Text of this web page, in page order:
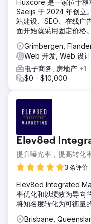
Fluxcore 是一家位于
Saeijs 于 2024 年创立
站建设、SEO、在线广
面开始就采用固定价格。
Grimbergen,
Web 开发, Web 设计
电子商务, 房地产 +1
$0 - $10,000
Elev8ed
提升曝光率，提高转化
3 条评价
Elev8ed Integrated
率优化和以绩效为导向
将知名度转化为可衡量
Brisbane,